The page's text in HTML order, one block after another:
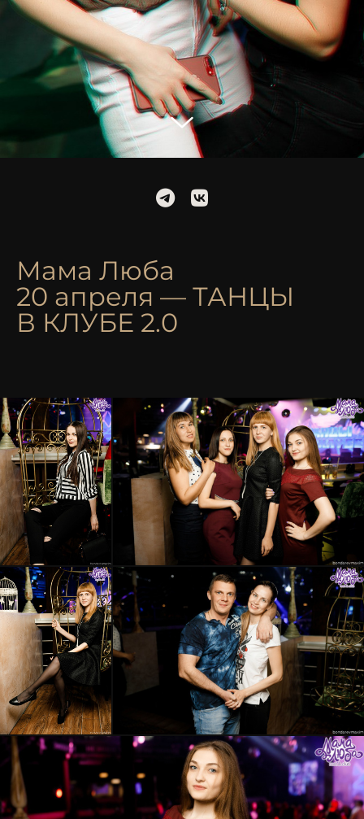
Мама Люба
20 апреля — ТАНЦЫ
В КЛУБЕ 2.0